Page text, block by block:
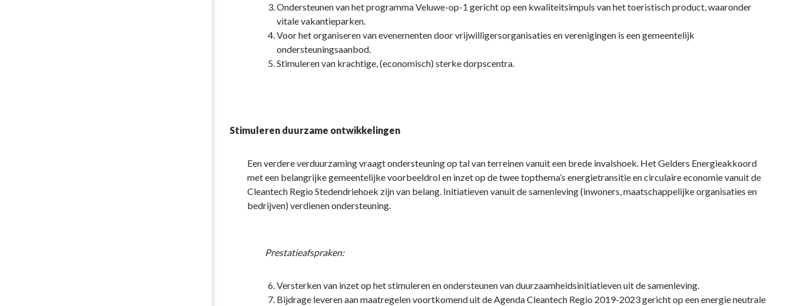
Ondersteunen van het programma Veluwe-op-1 gericht op een kwaliteitsimpuls van het toeristisch product, waaronder
vitale vakantieparken.
Voor het organiseren van evenementen door vrijwilligersorganisaties en verenigingen is een gemeentelijk
ondersteuningsaanbod.
Stimuleren van krachtige, (economisch) sterke dorpscentra.
Stimuleren duurzame ontwikkelingen
Een verdere verduurzaming vraagt ondersteuning op tal van terreinen vanuit een brede invalshoek. Het Gelders Energieakkoord
met een belangrijke gemeentelijke voorbeeldrol en inzet op de twee topthema’s energietransitie en circulaire economie vanuit de
Cleantech Regio Stedendriehoek zijn van belang. Initiatieven vanuit de samenleving (inwoners, maatschappelijke organisaties en
bedrijven) verdienen ondersteuning.
Prestatieafspraken:
Versterken van inzet op het stimuleren en ondersteunen van duurzaamheidsinitiatieven uit de samenleving.
Bijdrage leveren aan maatregelen voortkomend uit de Agenda Cleantech Regio 2019-2023 gericht op een energie neutrale